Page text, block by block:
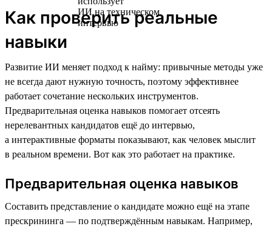
Как проверить реальные
навыки
Развитие ИИ меняет подход к найму: привычные методы уже
не всегда дают нужную точность, поэтому эффективнее
работает сочетание нескольких инструментов.
Предварительная оценка навыков помогает отсеять
нерелевантных кандидатов ещё до интервью,
а интерактивные форматы показывают, как человек мыслит
в реальном времени. Вот как это работает на практике.
Предварительная оценка навыков
Составить представление о кандидате можно ещё на этапе
прескрининга — по подтверждённым навыкам. Например,